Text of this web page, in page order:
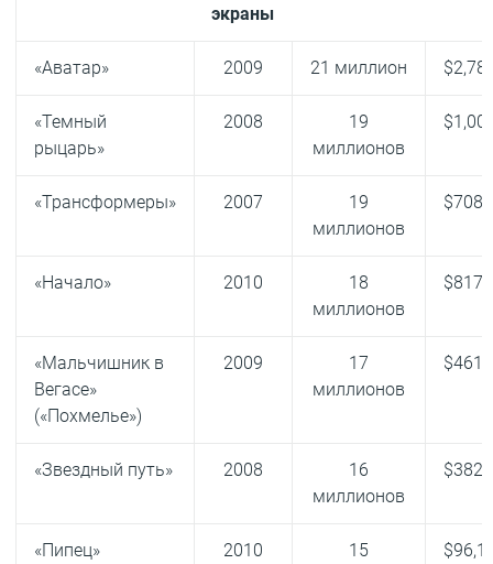
экраны
«Аватар» 2009 21 миллион
«Темный
рыцарь»
2008
19
миллионов
«Трансформеры» 2007
19
миллионов
«Начало» 2010
18
миллионов
«Мальчишник в
Вегасе»
(«Похмелье»)
2009
17
миллионов
«Звездный путь» 2008
16
миллионов
«Пипец» 2010 15